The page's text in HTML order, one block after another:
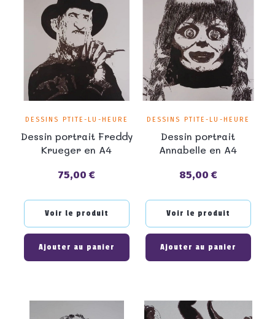
DESSINS PTITE-LU-HEURE
Dessin portrait Freddy
Krueger en A4
Prix
75,00 €
Voir le produit
Ajouter au panier
DESSINS PTITE-LU-HEURE
Dessin portrait
Annabelle en A4
Prix
85,00 €
Voir le produit
Ajouter au panier